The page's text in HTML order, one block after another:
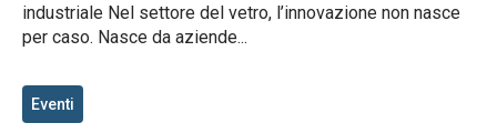
industriale Nel settore del vetro, l’innovazione non nasce
per caso. Nasce da aziende...
Eventi